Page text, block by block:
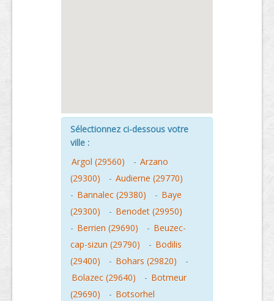
Sélectionnez ci-dessous votre
ville :
Argol (29560)
- Arzano
(29300)
- Audierne (29770)
- Bannalec (29380) - Baye
(29300)
- Benodet (29950)
- Berrien (29690) - Beuzec-
cap-sizun (29790)
- Bodilis
(29400)
- Bohars (29820)
-
Bolazec (29640)
- Botmeur
(29690)
- Botsorhel